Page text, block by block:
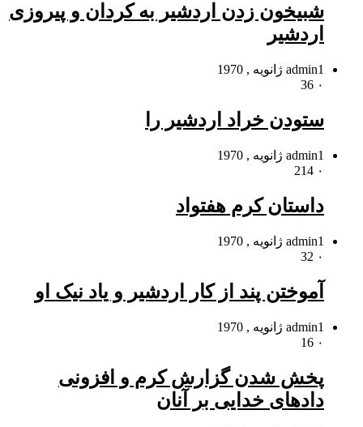
شبیخون زدن اردشیر به کردان و پیروزى
اردشیر
admin1 ژانویه , 1970
۰
ستودن خراد اردشیر را
admin1 ژانویه , 1970
۰
داستان کرم هفتواد
admin1 ژانویه , 1970
۰
آموختن پند از کار اردشیر و یاد نیک او
admin1 ژانویه , 1970
۰
پخش شدن گزارش کرم و افزونى
دادهاى خدایى بر آنان